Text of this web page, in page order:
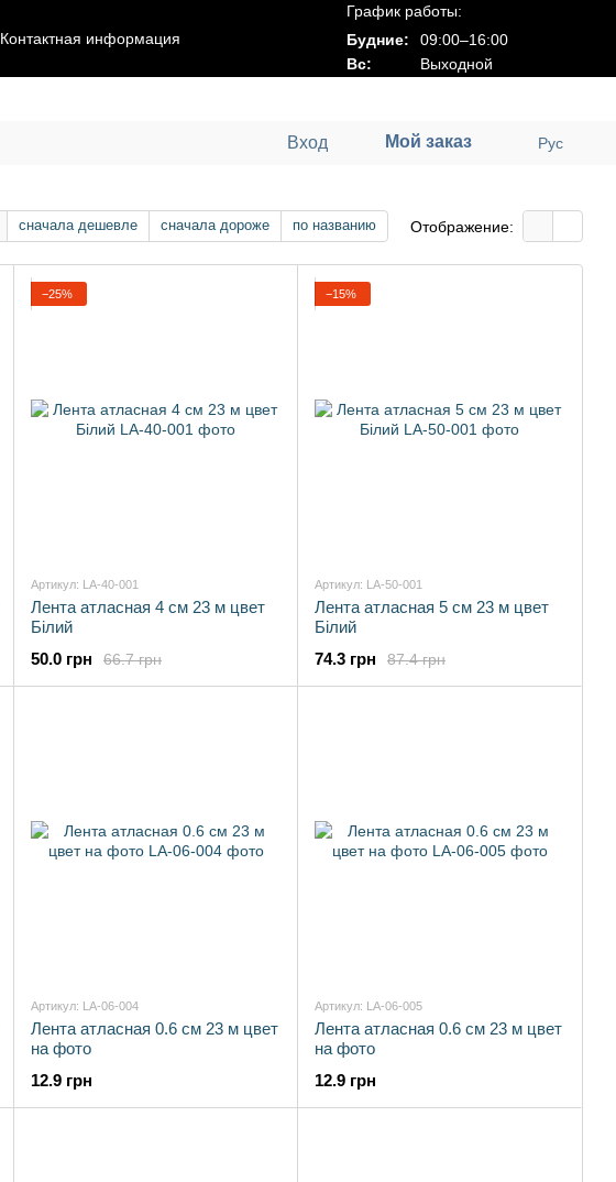
Контактная информация
График работы:
Будние:
09:00–16:00
Вс:
Выходной
Вход Мой заказ Рус
сначала дешевле сначала дороже по названию Отображение:
−25%
Артикул: LA-40-001
Лента атласная 4 см 23 м цвет
Білий
66.7 грн
50.0 грн
−15%
Артикул: LA-50-001
Лента атласная 5 см 23 м цвет
Білий
87.4 грн
74.3 грн
Артикул: LA-06-004
Лента атласная 0.6 см 23 м цвет
на фото
12.9 грн
Артикул: LA-06-005
Лента атласная 0.6 см 23 м цвет
на фото
12.9 грн